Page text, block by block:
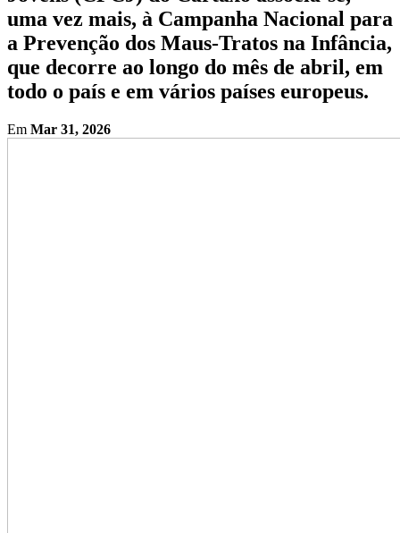
uma vez mais, à Campanha Nacional para
a Prevenção dos Maus-Tratos na Infância,
que decorre ao longo do mês de abril, em
todo o país e em vários países europeus.
Em Mar 31, 2026